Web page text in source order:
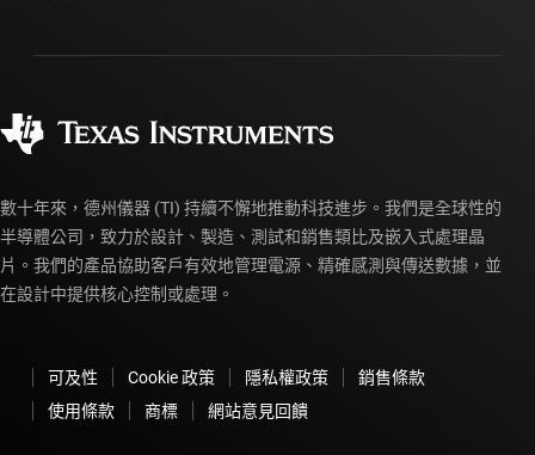
myTI 帳戶常見問題解答
訂購 FAQ
數十年來，德州儀器 (TI) 持續不懈地推動科技進步。我們是全球性的
半導體公司，致力於設計、製造、測試和銷售類比及嵌入式處理晶
片。我們的產品協助客戶有效地管理電源、精確感測與傳送數據，並
在設計中提供核心控制或處理。
可及性 Cookie 政策 隱私權政策
銷售條款
使用條款
商標 網站意見回饋